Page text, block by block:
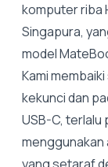
komputer riba
Singapura,
model
Kami
kekunci dan
USB-C, terlalu
menggunakan